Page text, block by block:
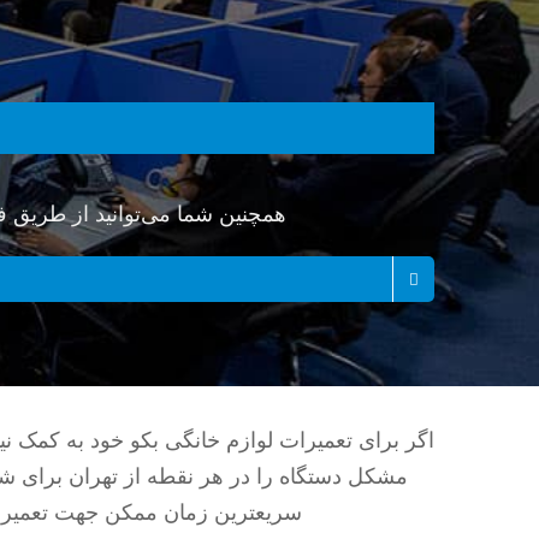
همچنین شما می‌توانید از طریق
اگر برای تعمیرات لوازم خانگی بکو خود به
مشکل دستگاه را در هر نقطه از تهران
سریعترین زمان ممکن جهت